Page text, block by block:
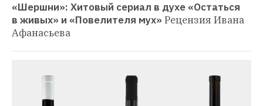
«Шершни»: Хитовый сериал в духе «Остаться
в живых» и «Повелителя мух» Рецензия Ивана
Афанасьева